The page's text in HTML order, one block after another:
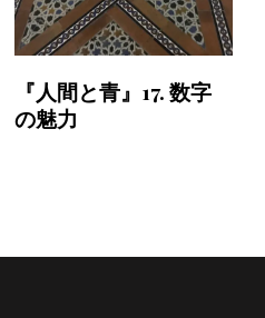
『人間と青』17. 数字
の魅力